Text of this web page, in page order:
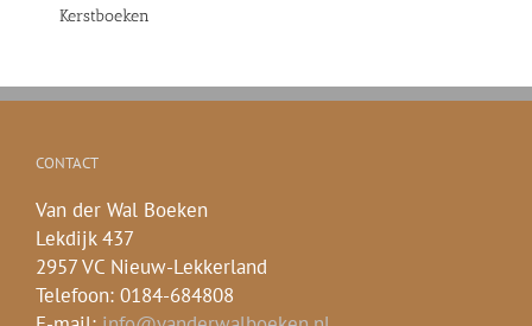
Kerstboeken
CONTACT
Van der Wal Boeken
Lekdijk 437
2957 VC Nieuw-Lekkerland
Telefoon: 0184-684808